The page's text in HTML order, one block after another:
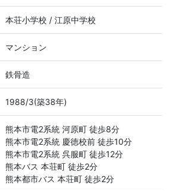
本荘小学校 / 江原中学校
マンション
鉄骨造
1988/3(築38年)
熊本市電2系統 河原町 徒歩8分
熊本市電2系統 慶徳校前 徒歩10分
熊本市電2系統 呉服町 徒歩12分
熊本バス 本荘町 徒歩2分
熊本都市バス 本荘町 徒歩2分